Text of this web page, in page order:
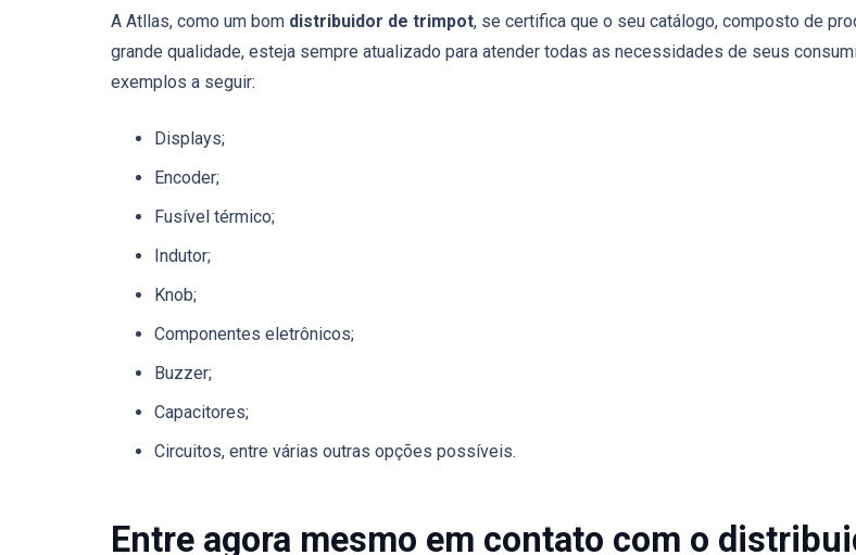
A Atllas, como um bom distribuidor de trimpot, se certifica que o seu catálogo, composto de
grande qualidade, esteja sempre atualizado para atender todas as necessidades de seus
exemplos a seguir:
Displays;
Encoder;
Fusível térmico;
Indutor;
Knob;
Componentes eletrônicos;
Buzzer;
Capacitores;
Circuitos, entre várias outras opções possíveis.
Entre agora mesmo em contato com o